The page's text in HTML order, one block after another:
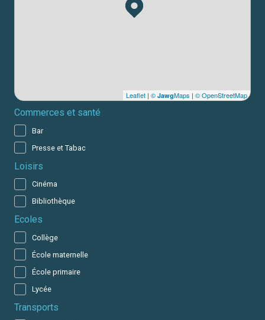
Leaflet | © JawgMaps | © OpenStreetMap
Commerces et santé
Bar
Presse et Tabac
Loisirs
Cinéma
Bibliothèque
Ecoles
Collège
École maternelle
École primaire
Lycée
Transports